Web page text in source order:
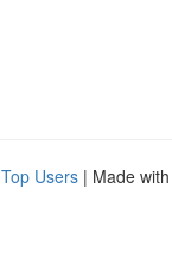
Top Users | Made with